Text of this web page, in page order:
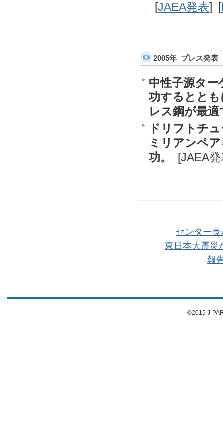
[JAEA発表] [
2005年 プレス発表
中性子源ター
功するとと
レス鋼が最
ドリフトチ
ミリアンペ
功。
[JAEA発
センター
東日本大震災
報
©2015 J-